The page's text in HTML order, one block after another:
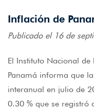
Inflación de
Publicado el 16 de
El Instituto Nacional de
Panamá informa que
interanual en julio de
0.30 % que se registró